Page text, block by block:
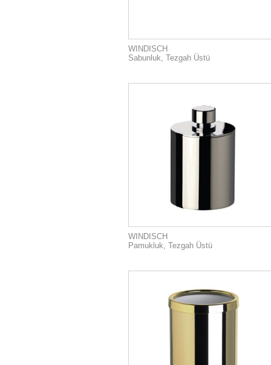
WINDISCH
Sabunluk, Tezgah Üstü
WINDISCH
Pamukluk, Tezgah Üstü